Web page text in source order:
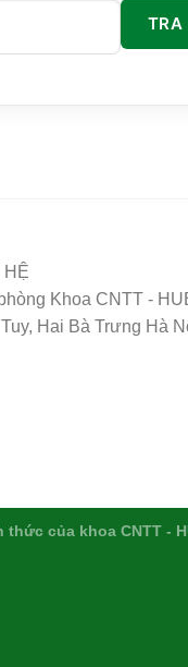
TRA
HỆ
Khoa CNTT -
Hai Bà Trưng Hà
của khoa CNTT -